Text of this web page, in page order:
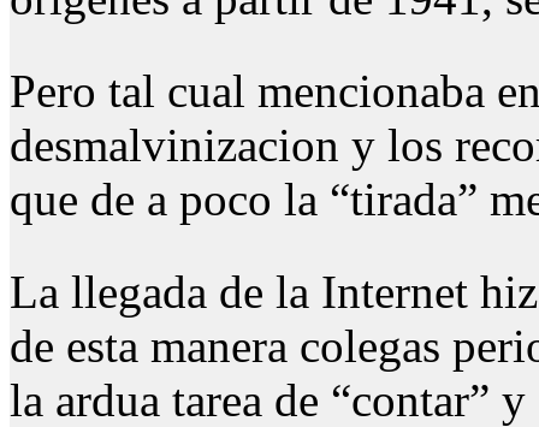
Pero tal cual mencionaba
desmalvinizacion y los
que de a poco la “tirada”
La llegada de la Internet
de esta manera colegas
la ardua tarea de “contar”